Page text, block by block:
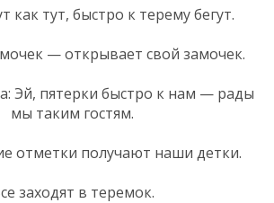
как тут, быстро к терему бегут.
— открывает свой замочек.
Эй, пятерки быстро к нам — рады
мы таким гостям.
отметки получают наши детки.
заходят в теремок.